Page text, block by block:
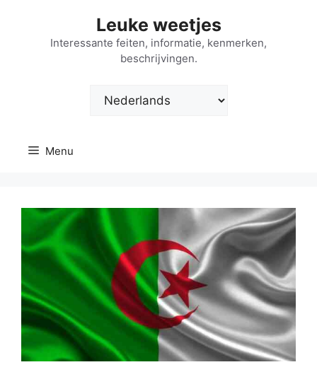
Leuke weetjes
Interessante feiten, informatie, kenmerken,
beschrijvingen.
Kies
Menu